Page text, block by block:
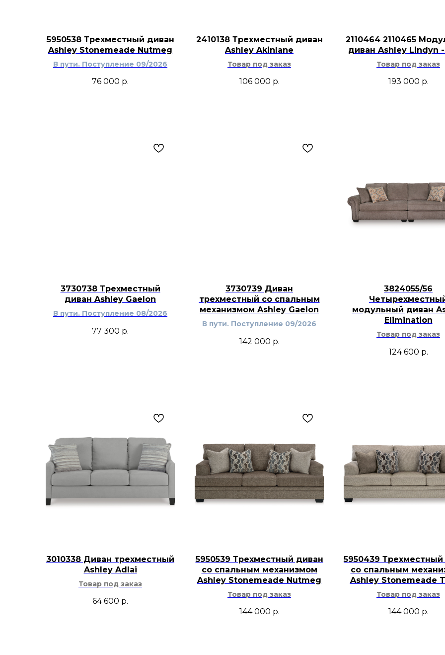
самостоятельный
делает
спокойная форма
светлым и тёмным
5950538 Трехместный диван
Ashley Stonemeade Nutmeg
В пути. Поступление 09/2026
76 000 р.
2410138 Трехместный диван
Ashley Akinlane
Товар под заказ
106 000 р.
2110464 2110465
диван Ashley Lindyn
Товар под заказ
193 000 р.
3730738 Трехместный
диван Ashley Gaelon
В пути. Поступление 08/2026
77 300 р.
3730739 Диван
трехместный со спальным
механизмом Ashley Gaelon
В пути. Поступление 09/2026
142 000 р.
3824055/56
модульный диван
Elimination
Товар под заказ
124 600 р.
3010338 Диван трехместный
Ashley Adlai
Товар под заказ
64 600 р.
5950539 Трехместный диван
со спальным механизмом
Ashley Stonemeade Nutmeg
Товар под заказ
144 000 р.
5950439 Трехместный
со спальным
Ashley Stonemeade
Товар под заказ
144 000 р.